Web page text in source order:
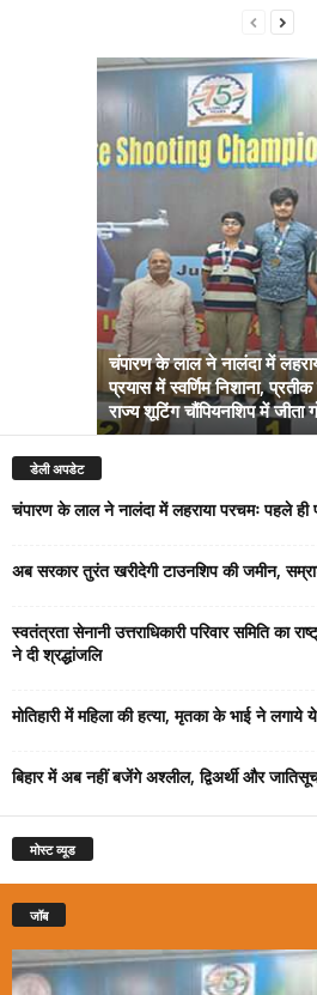
चंपारण के लाल ने नालंदा में
प्रयास में स्वर्णिम निशाना, प्रतीक
राज्य शूटिंग चौंपियनशिप में जीता
डेली अपडेट
चंपारण के लाल ने नालंदा में लहराया परचमः पहले ही
अब सरकार तुरंत खरीदेगी टाउनशिप की जमीन,
स्वतंत्रता सेनानी उत्तराधिकारी परिवार समिति का
ने दी श्रद्धांजलि
मोतिहारी में महिला की हत्या, मृतका के भाई ने लगाये
बिहार में अब नहीं बजेंगे अश्लील, द्विअर्थी और
मोस्ट व्यूड
जॉब